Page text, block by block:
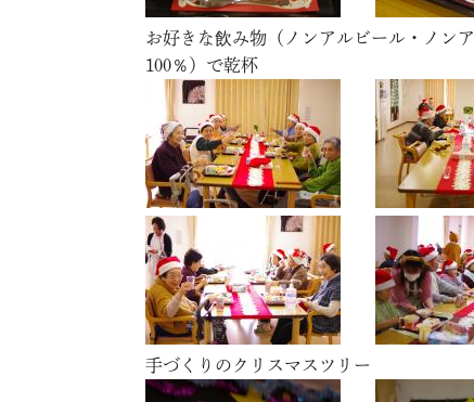
お好きな飲み物（ノンアルビール・ノン
100％）で乾杯
手づくりのクリスマスツリー